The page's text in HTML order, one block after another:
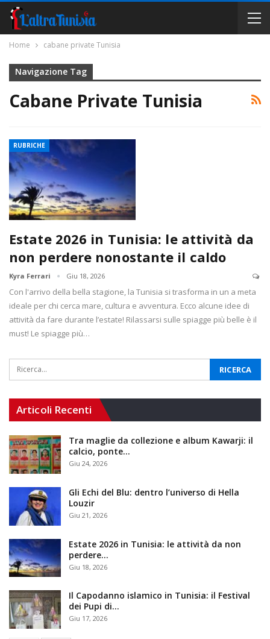
Home cabane private Tunisia
Navigazione Tag
Cabane Private Tunisia
RUBRICHE
Estate 2026 in Tunisia: le attività da
non perdere nonostante il caldo
Kyra Ferrari Giu 18, 2026
Con l'arrivo della bella stagione, la Tunisia si trasforma in un a meta
ideale per chi cerca mare, cultura e avventura. Ecco alcune idee di
attività da fare durante l’estate! Rilassarsi sulle spiagge più belle è il
must! Le spiagge più…
Articoli Recenti
Tra maglie da collezione e album Kawarji: il
calcio, ponte…
Giu 24, 2026
Gli Echi del Blu: dentro l’universo di Hella
Louzir
Giu 21, 2026
Estate 2026 in Tunisia: le attività da non
perdere…
Giu 18, 2026
Il Capodanno islamico in Tunisia: il Festival
dei Pupi di…
Giu 17, 2026